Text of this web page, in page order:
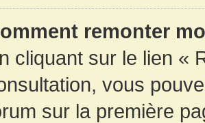
remonter
cliquant sur le lien «
vous
sur la première